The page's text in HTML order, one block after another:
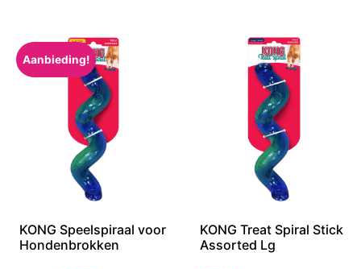
Aanbieding!
KONG Speelspiraal voor
Hondenbrokken
KONG Treat Spiral Stick
Assorted Lg